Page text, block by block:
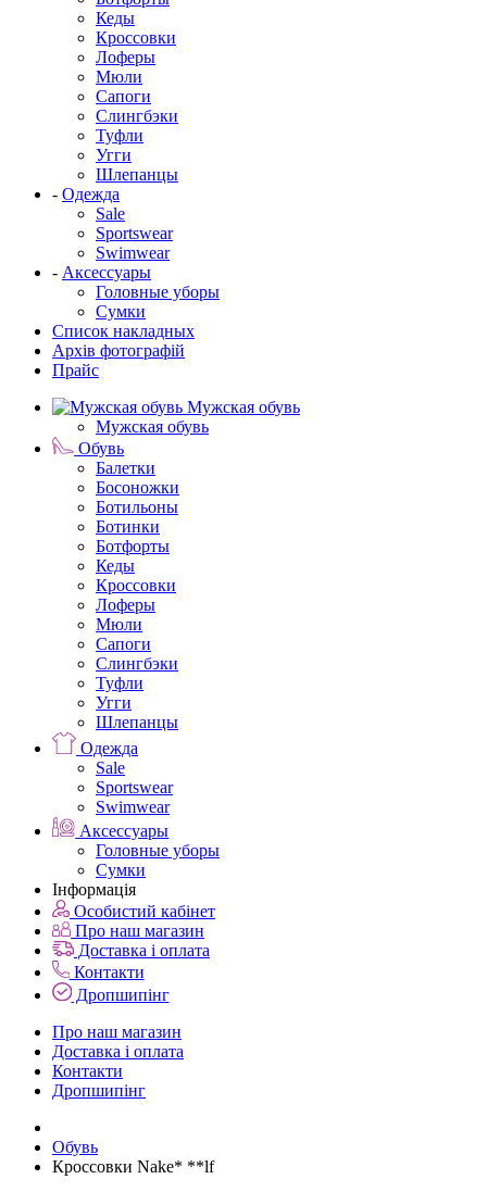
Кеды
Кроссовки
Лоферы
Мюли
Сапоги
Слингбэки
Туфли
Угги
Шлепанцы
- Одежда
Sale
Sportswear
Swimwear
- Аксессуары
Головные уборы
Сумки
Список накладных
Архів фотографій
Прайс
Мужская обувь
Мужская обувь
Обувь
Балетки
Босоножки
Ботильоны
Ботинки
Ботфорты
Кеды
Кроссовки
Лоферы
Мюли
Сапоги
Слингбэки
Туфли
Угги
Шлепанцы
Одежда
Sale
Sportswear
Swimwear
Аксессуары
Головные уборы
Сумки
Інформація
Особистий кабінет
Про наш магазин
Доставка і оплата
Контакти
Дропшипінг
Про наш магазин
Доставка і оплата
Контакти
Дропшипінг
Обувь
Кроссовки Nake* **lf